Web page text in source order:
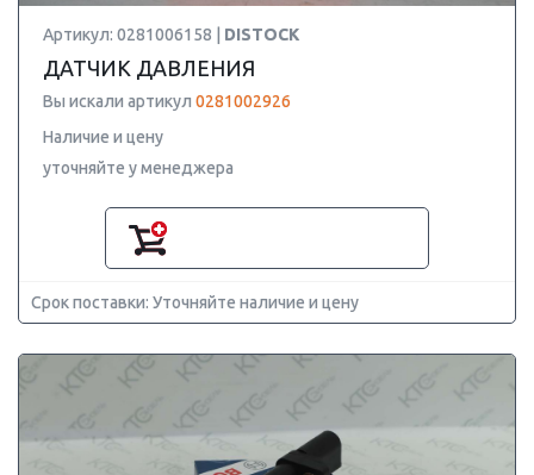
Артикул: 0281006158 | DISTOCK
ДАТЧИК ДАВЛЕНИЯ
Вы искали артикул 0281002926
Наличие и цену
уточняйте у менеджера
Срок поставки: Уточняйте наличие и цену